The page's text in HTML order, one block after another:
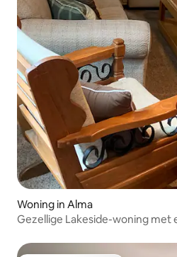
Woning in Alma
Gezellige Lakeside-woning met